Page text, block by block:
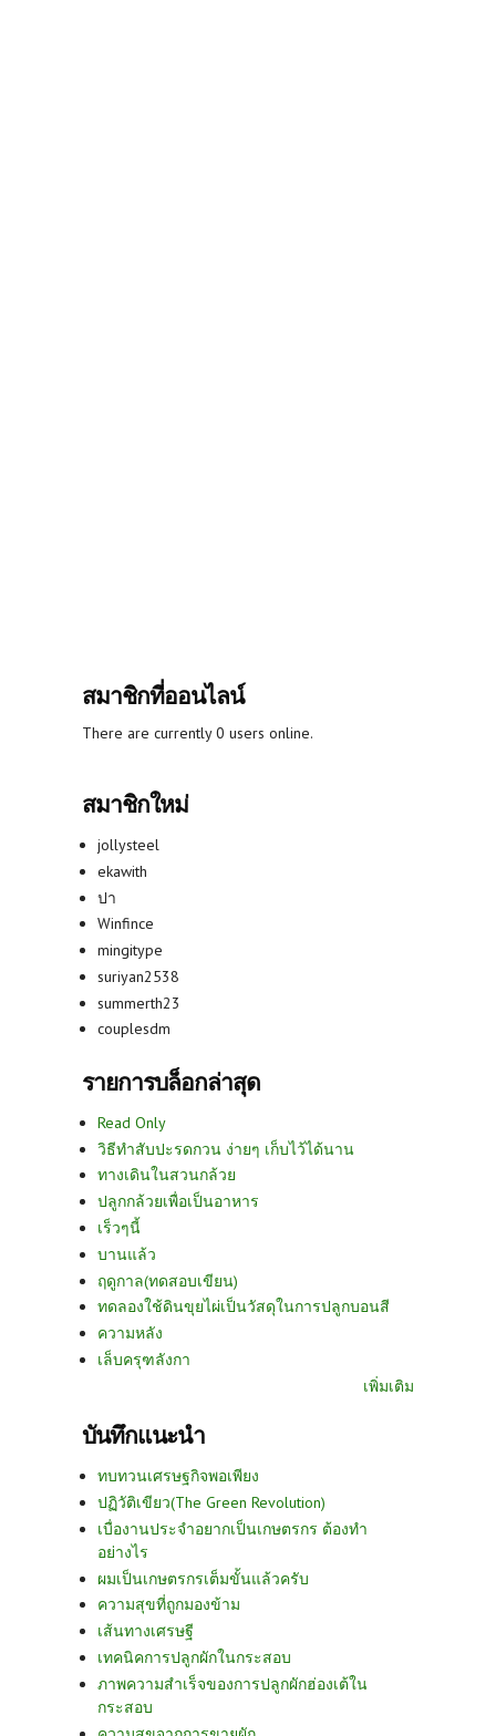
สมาชิกที่ออนไลน์
There are currently 0 users online.
สมาชิกใหม่
jollysteel
ekawith
ปา
Winfince
mingitype
suriyan2538
summerth23
couplesdm
รายการบล็อกล่าสุด
Read Only
วิธีทำสับปะรดกวน ง่ายๆ เก็บไว้ได้นาน
ทางเดินในสวนกล้วย
ปลูกกล้วยเพื่อเป็นอาหาร
เร็วๆนี้
บานแล้ว
ฤดูกาล(ทดสอบเขียน)
ทดลองใช้ดินขุยไผ่เป็นวัสดุในการปลูกบอนสี
ความหลัง
เล็บครุฑลังกา
เพิ่มเติม
บันทึกแนะนำ
ทบทวนเศรษฐกิจพอเพียง
ปฏิวัติเขียว(The Green Revolution)
เบื่องานประจำอยากเป็นเกษตรกร ต้องทำ
อย่างไร
ผมเป็นเกษตรกรเต็มขั้นแล้วครับ
ความสุขที่ถูกมองข้าม
เส้นทางเศรษฐี
เทคนิคการปลูกผักในกระสอบ
ภาพความสำเร็จของการปลูกผักฮ่องเต้ใน
กระสอบ